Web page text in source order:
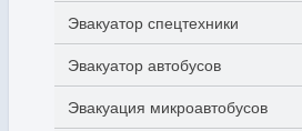
Эвакуатор спецтехники
Эвакуатор автобусов
Эвакуация микроавтобусов